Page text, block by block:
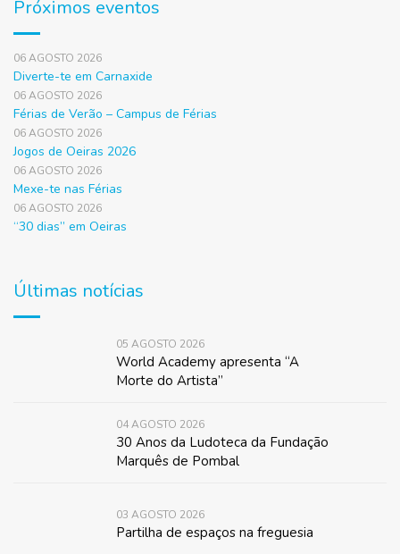
Próximos eventos
06 AGOSTO 2026
Diverte-te em Carnaxide
06 AGOSTO 2026
Férias de Verão – Campus de Férias
06 AGOSTO 2026
Jogos de Oeiras 2026
06 AGOSTO 2026
Mexe-te nas Férias
06 AGOSTO 2026
“30 dias” em Oeiras
Últimas notícias
05 AGOSTO 2026
World Academy apresenta “A
Morte do Artista”
04 AGOSTO 2026
30 Anos da Ludoteca da Fundação
Marquês de Pombal
03 AGOSTO 2026
Partilha de espaços na freguesia